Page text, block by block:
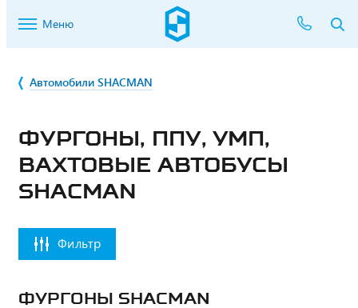
Меню
Автомобили SHACMAN
ФУРГОНЫ, ППУ, УМП,
ВАХТОВЫЕ АВТОБУСЫ
SHACMAN
Фильтр
ФУРГОНЫ SHACMAN